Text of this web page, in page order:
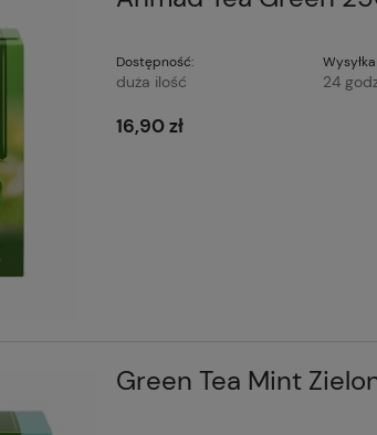
Dostępność:
duża ilość
Wysyłka
24
16,90 zł
Green Tea Mint